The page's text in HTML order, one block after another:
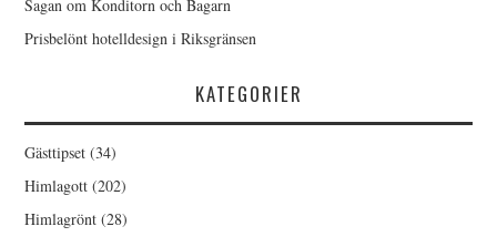
Sagan om Konditorn och Bagarn
Prisbelönt hotelldesign i Riksgränsen
KATEGORIER
Gästtipset (34)
Himlagott (202)
Himlagrönt (28)